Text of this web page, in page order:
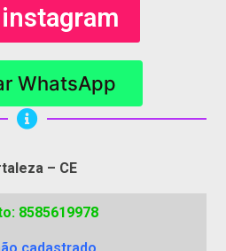
WhatsApp
– CE
8585619978
cadastrado